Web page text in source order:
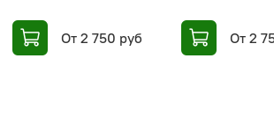
От 2 750 руб От 2